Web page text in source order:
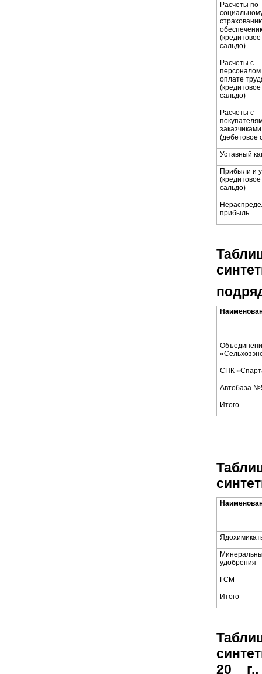
Расчеты по
(кредитовое
сальдо)
Расчеты с
персоналом
оплате
(кредитовое
сальдо)
Расчеты с
заказчиками
(дебетовое
Уставный
Прибыли и
(кредитовое
сальдо)
прибыль
СПК
Автобаза
Итого
удобрения
ГСМ
Итого